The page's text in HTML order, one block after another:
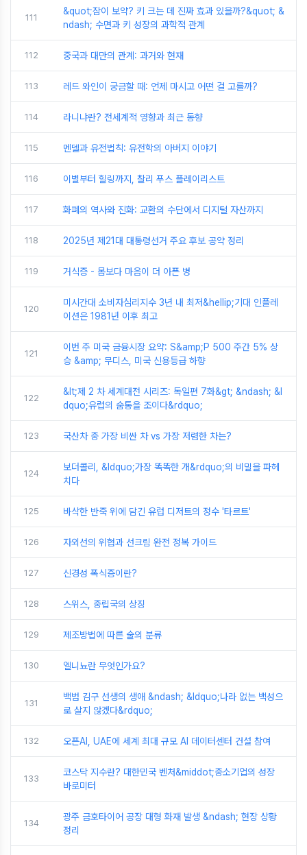
111
&quot;잠이 보약? 키 크는 데 진짜 효과 있을까?&quot; &
ndash; 수면과 키 성장의 과학적 관계
112 중국과 대만의 관계: 과거와 현재
113 레드 와인이 궁금할 때: 언제 마시고 어떤 걸 고를까?
114 라니냐란? 전세계적 영향과 최근 동향
115 멘델과 유전법칙: 유전학의 아버지 이야기
116 이별부터 힐링까지, 찰리 푸스 플레이리스트
117 화폐의 역사와 진화: 교환의 수단에서 디지털 자산까지
118 2025년 제21대 대통령선거 주요 후보 공약 정리
119 거식증 - 몸보다 마음이 더 아픈 병
120
미시간대 소비자심리지수 3년 내 최저&hellip;기대 인플레
이션은 1981년 이후 최고
121
이번 주 미국 금융시장 요약: S&amp;P 500 주간 5% 상
승 &amp; 무디스, 미국 신용등급 하향
122
&lt;제 2 차 세계대전 시리즈: 독일편 7화&gt; &ndash; &l
dquo;유럽의 숨통을 조이다&rdquo;
123 국산차 중 가장 비싼 차 vs 가장 저렴한 차는?
124
보더콜리, &ldquo;가장 똑똑한 개&rdquo;의 비밀을 파헤
치다
125 바삭한 반죽 위에 담긴 유럽 디저트의 정수 '타르트'
126 자외선의 위협과 선크림 완전 정복 가이드
127 신경성 폭식증이란?
128 스위스, 중립국의 상징
129 제조방법에 따른 술의 분류
130 엘니뇨란 무엇인가요?
131
백범 김구 선생의 생애 &ndash; &ldquo;나라 없는 백성으
로 살지 않겠다&rdquo;
132 오픈AI, UAE에 세계 최대 규모 AI 데이터센터 건설 참여
133
코스닥 지수란? 대한민국 벤처&middot;중소기업의 성장
바로미터
134
광주 금호타이어 공장 대형 화재 발생 &ndash; 현장 상황
정리